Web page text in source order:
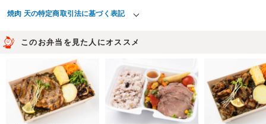
焼肉 天の特定商取引法に基づく表記
このお弁当を見た人にオススメ